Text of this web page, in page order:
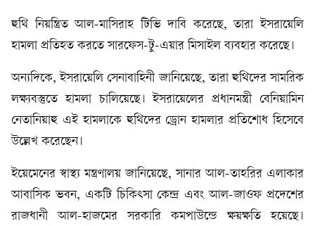
হুথি নিয়ন্ত্রিত আল-মাসিরাহ টিভি দাবি করেছে, তারা ইসরায়েলি
হামলা প্রতিহত করতে সারফেস-টু-এয়ার মিসাইল ব্যবহার করেছে।
অন্যদিকে, ইসরায়েলি সেনাবাহিনী জানিয়েছে, তারা হুথিদের সামরিক
লক্ষ্যবস্তুতে হামলা চালিয়েছে। ইসরায়েলের প্রধানমন্ত্রী বেনিয়ামিন
নেতানিয়াহু এই হামলাকে হুথিদের ড্রোন হামলার প্রতিশোধ হিসেবে
উল্লেখ করেছেন।
ইয়েমেনের স্বাস্থ্য মন্ত্রণালয় জানিয়েছে, সানার আল-তাহরির এলাকার
আবাসিক ভবন, একটি চিকিৎসা কেন্দ্র এবং আল-জাওফ প্রদেশের
রাজধানী আল-হাজমের সরকারি কমপাউন্ডে ক্ষয়ক্ষতি হয়েছে।